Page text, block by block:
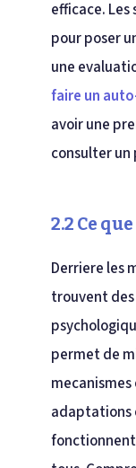
efficace. Les
pour poser
une
faire un
avoir une
consulter un
2.2 Ce
Derriere les
trouvent
permet de
adaptations